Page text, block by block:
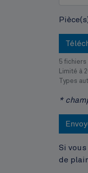
5 fichiers
Limité à
Types
*
Si
de